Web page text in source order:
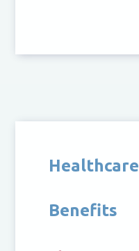
Healthcare
Benefits